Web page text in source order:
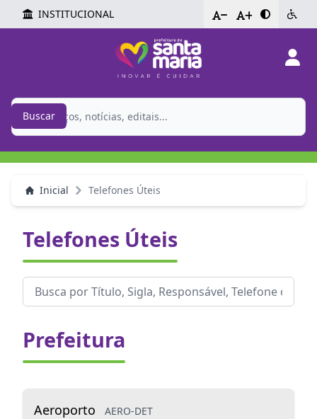
INSTITUCIONAL - +
Buscar
Inicial Telefones Úteis
Telefones Úteis
Prefeitura
Aeroporto AERO-DET